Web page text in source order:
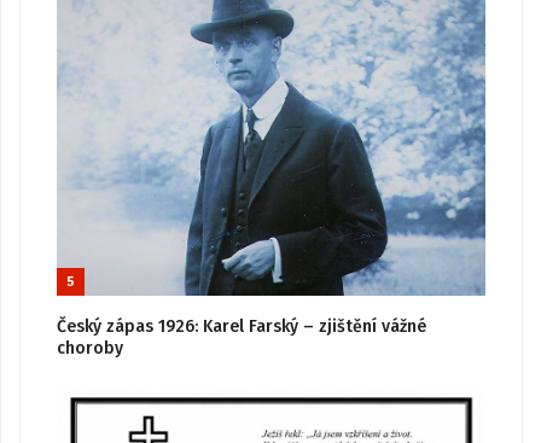
5
Český zápas 1926: Karel Farský – zjištění vážné
choroby